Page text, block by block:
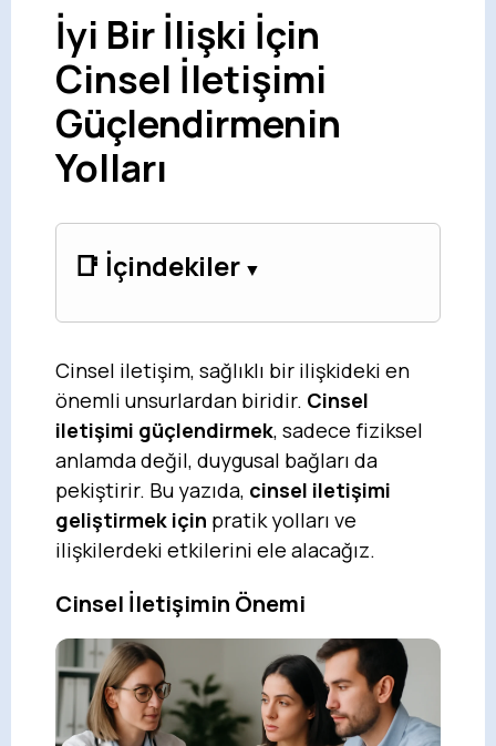
İyi Bir İlişki İçin
Cinsel İletişimi
Güçlendirmenin
Yolları
📑 İçindekiler
Cinsel iletişim, sağlıklı bir ilişkideki en
önemli unsurlardan biridir. Cinsel
iletişimi güçlendirmek, sadece fiziksel
anlamda değil, duygusal bağları da
pekiştirir. Bu yazıda, cinsel iletişimi
geliştirmek için pratik yolları ve
ilişkilerdeki etkilerini ele alacağız.
Cinsel İletişimin Önemi